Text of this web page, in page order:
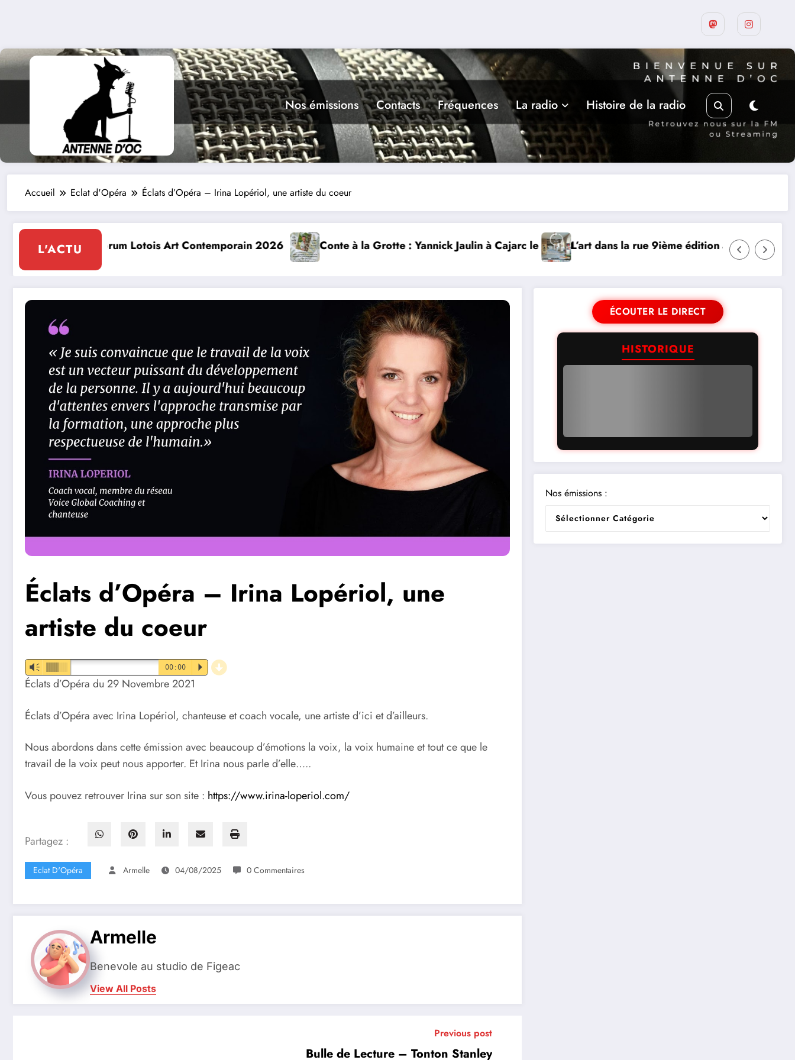
Nos émissions Contacts Fréquences La radio Histoire de la radio
Accueil Eclat d'Opéra Éclats d’Opéra – Irina Lopériol, une artiste du coeur
L'ACTU
Art Contemporain 2026 Conte à la Grotte : Yannick Jaulin à Cajarc le 5 aoûtL’art dans la rue 9ième édition à Castelnau-MontratierMERCREDI 12 AOUT,
Éclats d’Opéra – Irina Lopériol, une
artiste du coeur
Vm 00:00 P d
Éclats d’Opéra du 29 Novembre 2021
Éclats d’Opéra avec Irina Lopériol, chanteuse et coach vocale, une artiste d’ici et d’ailleurs.
Nous abordons dans cette émission avec beaucoup d’émotions la voix, la voix humaine et tout ce que le
travail de la voix peut nous apporter. Et Irina nous parle d’elle…..
Vous pouvez retrouver Irina sur son site : https://www.irina-loperiol.com/
Partagez :
Eclat D'Opéra Armelle 04/08/2025 0 Commentaires
Armelle
Benevole au studio de Figeac
View All Posts
Previous post
Bulle de Lecture – Tonton Stanley
ÉCOUTER LE DIRECT
HISTORIQUE
Nos émissions :